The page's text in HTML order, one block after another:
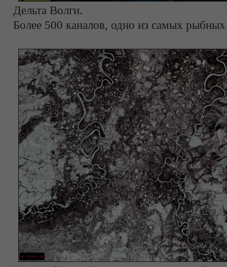
Дельта Волги.
Более 500 каналов, одно из самых